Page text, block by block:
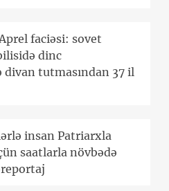
faciəsi: sovet
dinc
divan tutmasından 37 il
insan Patriarxla
saatlarla növbədə